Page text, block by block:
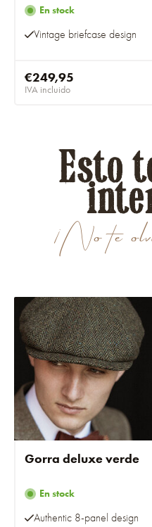
En stock
Vintage briefcase design
€249,95
IVA incluido
¡No te
Esto
Gorra deluxe verde
En stock
Authentic 8-panel design